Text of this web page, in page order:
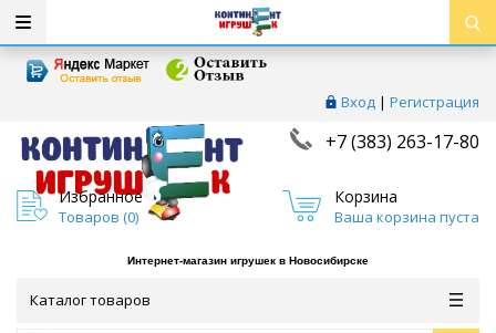
Вход | Регистрация
+7 (383) 263-17-80
Избранное
Товаров (0)
Корзина
Ваша корзина пуста
Интернет-магазин игрушек в Новосибирске
Каталог товаров